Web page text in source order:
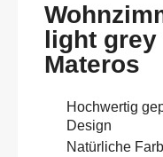
light
Materos
Hochwertig
Design
Natürliche